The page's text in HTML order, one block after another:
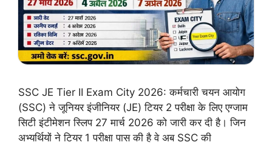
SSC JE Tier II Exam City 2026: कर्मचारी चयन आयोग
(SSC) ने जूनियर इंजीनियर (JE) टियर 2 परीक्षा के लिए एग्जाम
सिटी इंटीमेशन स्लिप 27 मार्च 2026 को जारी कर दी है। जिन
अभ्यर्थियों ने टियर 1 परीक्षा पास की है वे अब SSC की